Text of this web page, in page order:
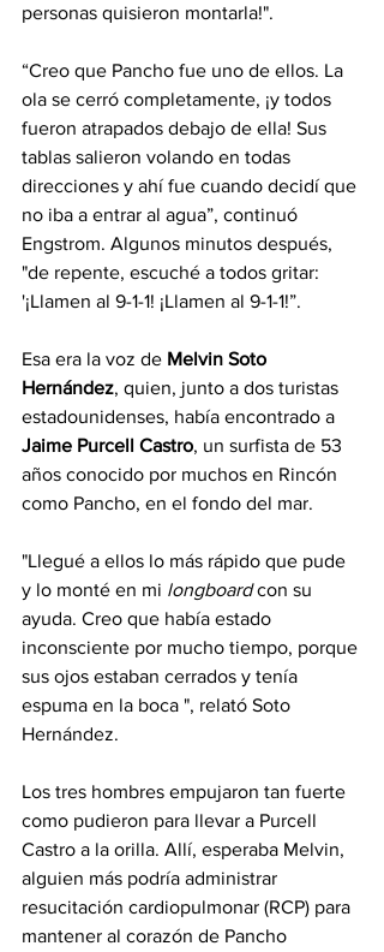
personas quisieron montarla!".
“Creo que Pancho fue uno de ellos. La
ola se cerró completamente, ¡y todos
fueron atrapados debajo de ella! Sus
tablas salieron volando en todas
direcciones y ahí fue cuando decidí que
no iba a entrar al agua”, continuó
Engstrom. Algunos minutos después,
"de repente, escuché a todos gritar:
'¡Llamen al 9-1-1! ¡Llamen al 9-1-1!”.
Esa era la voz de Melvin Soto
Hernández, quien, junto a dos turistas
estadounidenses, había encontrado a
Jaime Purcell Castro, un surfista de 53
años conocido por muchos en Rincón
como Pancho, en el fondo del mar.
"Llegué a ellos lo más rápido que pude
y lo monté en mi longboard con su
ayuda. Creo que había estado
inconsciente por mucho tiempo, porque
sus ojos estaban cerrados y tenía
espuma en la boca ", relató Soto
Hernández.
Los tres hombres empujaron tan fuerte
como pudieron para llevar a Purcell
Castro a la orilla. Allí, esperaba Melvin,
alguien más podría administrar
resucitación cardiopulmonar (RCP) para
mantener al corazón de Pancho